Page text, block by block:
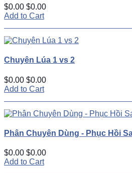
$0.00 $0.00
Add to Cart
Chuyên Lúa 1 vs 2
$0.00 $0.00
Add to Cart
Phân Chuyên Dùng - Phục Hồi
$0.00 $0.00
Add to Cart